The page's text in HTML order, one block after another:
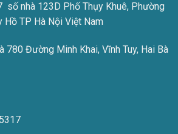
số nhà 123D Phố Thụy Khuê, Phường
Hồ TP Hà Nội Việt Nam
780 Đường Minh Khai, Vĩnh Tuy, Hai Bà